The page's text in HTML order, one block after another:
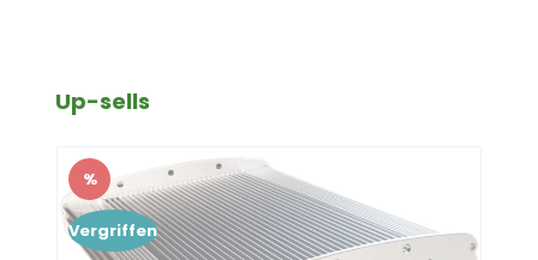
Produktgalerie überspringen
Up-sells
Rabatt
%
Vergriffen